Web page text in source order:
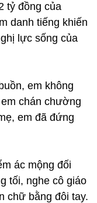
tỷ đồng của
danh tiếng khiến
lực sống của
em không
chán chường
em đã đứng
ác mộng đối
tối, nghe cô giáo
chữ bằng đôi tay.